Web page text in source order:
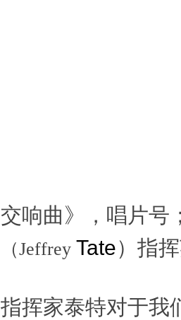
交响曲》，唱片号
（Jeffrey Tate）指
指挥家泰特对于我